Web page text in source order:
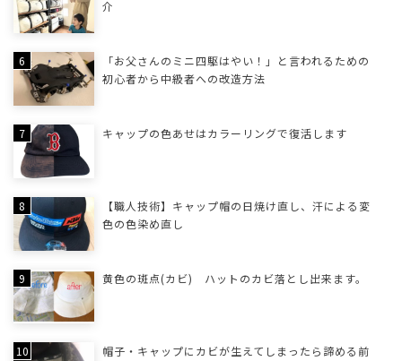
介
「お父さんのミニ四駆はやい！」と言われるための
初心者から中級者への改造方法
キャップの色あせはカラーリングで復活します
【職人技術】キャップ帽の日焼け直し、汗による変
色の色染め直し
黄色の斑点(カビ) ハットのカビ落とし出来ます。
帽子・キャップにカビが生えてしまったら諦める前